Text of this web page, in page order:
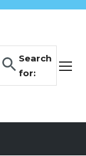
Search
for: